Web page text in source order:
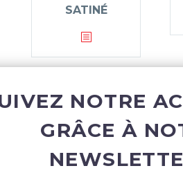
SATINÉ
NOTRE
GRÂCE À